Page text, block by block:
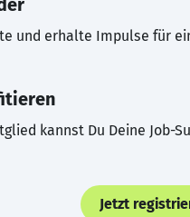
und erhalte Impulse für
kannst Du Deine Job-
Jetzt